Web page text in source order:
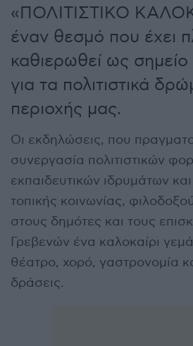
«ΠΟΛΙΤΙΣΤΙΚΟ
έναν θεσμό που έχει
καθιερωθεί ως
για τα πολιτιστικά
περιοχής μας.
Οι εκδηλώσεις, που
συνεργασία πολιτιστικών
εκπαιδευτικών ιδρυμάτων
τοπικής κοινωνίας,
στους δημότες και τους
Γρεβενών ένα καλοκαίρι
θέατρο, χορό, γαστρονομία
δράσεις.